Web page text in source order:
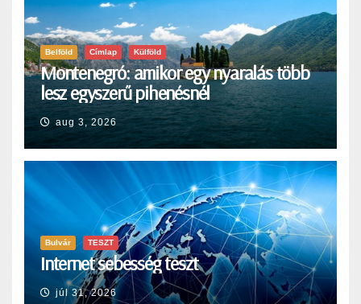
Belföld Címlap Külföld
Montenegró: amikor egy nyaralás több
lesz egyszerű pihenésnél
aug 3, 2026
Bulvár TESZT
Internet sebesség teszt
júl 31, 2026